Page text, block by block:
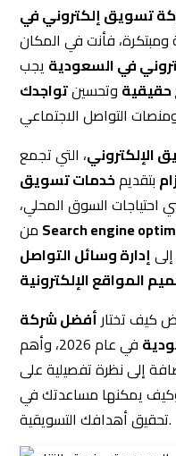
تسويق إلكتروني في
ومبتكرة، فأنت في المكان
في السعودية يجب
حقيقية وتحسينتواجدك
الإلكتروني، التي تجمع
بتقديمخدمات تسويق
احتياجات السوق المحلي،
Search engine
إدارة وسائل التواصل
المواقع الإلكترونية
كيف تختار أفضل شركة
في عام 2026، وأهم
إلى نظرة تفصيلية على
يمكنها مساعدتك في
تحقيق أهدافك التسويقية.